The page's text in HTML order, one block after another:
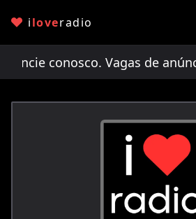
iloveradio
conosco. Vagas de